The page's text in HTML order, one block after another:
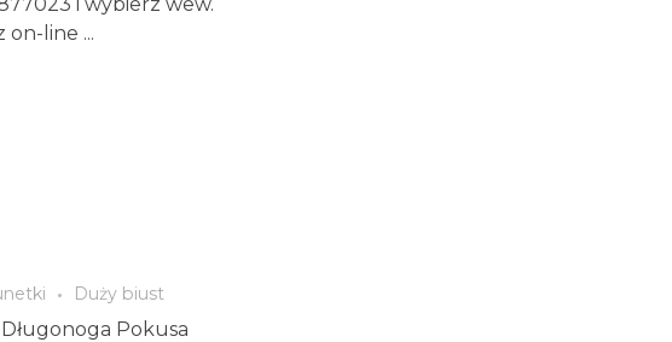
on-line ...
Duży biust
Pokusa